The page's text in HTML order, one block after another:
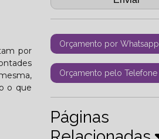
por
o que
Orçamento por Whatsapp
Orçamento pelo Telefone
Páginas